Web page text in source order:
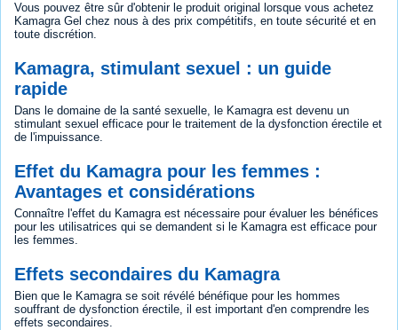
Vous pouvez être sûr d'obtenir le produit original lorsque vous achetez
Kamagra Gel chez nous à des prix compétitifs, en toute sécurité et en
toute discrétion.
Kamagra, stimulant sexuel : un guide
rapide
Dans le domaine de la santé sexuelle, le Kamagra est devenu un
stimulant sexuel efficace pour le traitement de la dysfonction érectile et
de l'impuissance.
Effet du Kamagra pour les femmes :
Avantages et considérations
Connaître l'effet du Kamagra est nécessaire pour évaluer les bénéfices
pour les utilisatrices qui se demandent si le Kamagra est efficace pour
les femmes.
Effets secondaires du Kamagra
Bien que le Kamagra se soit révélé bénéfique pour les hommes
souffrant de dysfonction érectile, il est important d'en comprendre les
effets secondaires.